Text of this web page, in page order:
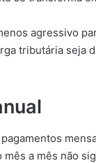
agressivo
tributária seja
a mês não